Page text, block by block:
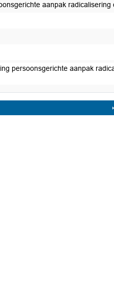
aanpak
persoonsgerichte aanpak